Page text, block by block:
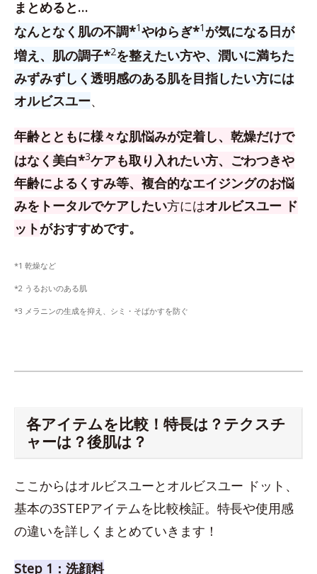
まとめると…
なんとなく肌の不調*1やゆらぎ*1 が気になる日が
増え、肌の調子*2を整えたい方や、潤いに満ちた
みずみずしく透明感のある肌を目指したい方には
オルビスユー、
年齢とともに様々な肌悩みが定着し、乾燥だけで
はなく美白*3ケアも取り入れたい方、 ごわつきや
年齢によるくすみ等、複合的なエイジングのお悩
みをトータルでケアしたい方にはオルビスユー ド
ットがおすすめです。
*1 乾燥など
*2 うるおいのある肌
*3 メラニンの生成を抑え、シミ・そばかすを防ぐ
各アイテムを比較！特長は？テクスチ
ャーは？後肌は？
ここからはオルビスユーとオルビスユー ドット、
基本の3STEPアイテムを比較検証。特長や使用感
の違いを詳しくまとめていきます！
Step 1：洗顔料